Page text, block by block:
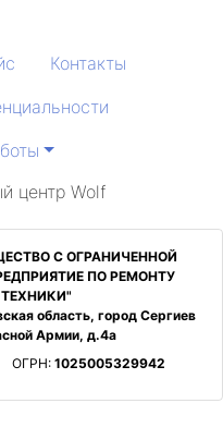
Контакты
центр Wolf
С ОГРАНИЧЕННОЙ
ПО РЕМОНТУ
область, город Сергиев
Армии, д.4а
ОГРН:1025005329942